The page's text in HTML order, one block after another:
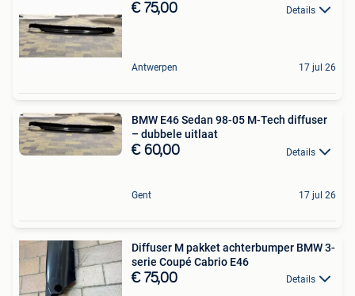
€ 75,00 Details
Antwerpen 17 jul 26
BMW E46 Sedan 98-05 M-Tech diffuser
– dubbele uitlaat
€ 60,00 Details
Gent 17 jul 26
Diffuser M pakket achterbumper BMW 3-
serie Coupé Cabrio E46
€ 75,00 Details